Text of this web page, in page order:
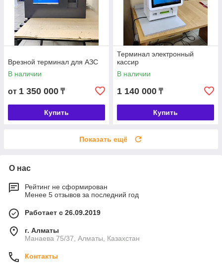
Врезной терминал для АЗС
В наличии
от 1 350 000 ₸
Купить
Терминал электронный
кассир
В наличии
1 140 000 ₸
Купить
Показать ещё
О нас
Рейтинг не сформирован
Менее 5 отзывов за последний год
Работает с 26.09.2019
г. Алматы
Манаева 75/37, Алматы, Казахстан
Контакты